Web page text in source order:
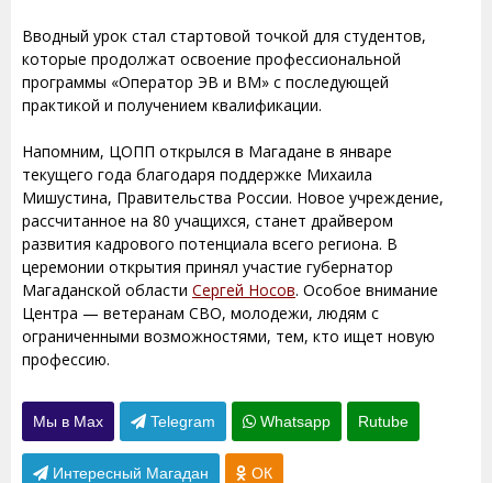
Вводный урок стал стартовой точкой для студентов,
которые продолжат освоение профессиональной
программы «Оператор ЭВ и ВМ» с последующей
практикой и получением квалификации.
Напомним, ЦОПП открылся в Магадане в январе
текущего года благодаря поддержке Михаила
Мишустина, Правительства России. Новое учреждение,
рассчитанное на 80 учащихся, станет драйвером
развития кадрового потенциала всего региона. В
церемонии открытия принял участие губернатор
Магаданской области Сергей Носов. Особое внимание
Центра — ветеранам СВО, молодежи, людям с
ограниченными возможностями, тем, кто ищет новую
профессию.
Мы в Max Telegram Whatsapp Rutube
Интересный Магадан ОК